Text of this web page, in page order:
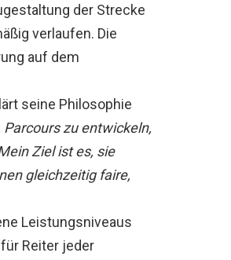
der Strecke
verlaufen. Die
auf dem
seine Philosophie
zu entwickeln,
Ziel ist es, sie
gleichzeitig faire,
Leistungsniveaus
Reiter jeder